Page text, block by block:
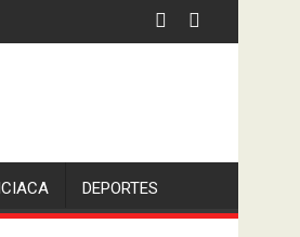
nuevos casos
DEPORTES